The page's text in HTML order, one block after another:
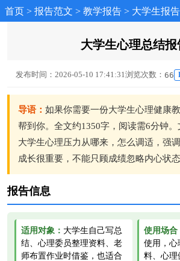
首页 > 报告范文 > 教学报告 > 大学生报告
大学生心理总结报
发布时间：2026-05-10 17:41:31浏览次数： 66
导语： 如果你需要一份大学生心理健康
帮到你。全文约1350字，阅读需6分钟
大学生心理压力从哪来，怎么调适，强
成长很重要，不能只顾成绩忽略内心状态
报告信息
适用对象： 大学生自己写总
结、心理委员整理资料、老
师布置作业时借鉴，也适合
使用场合
使用，心
料、心理